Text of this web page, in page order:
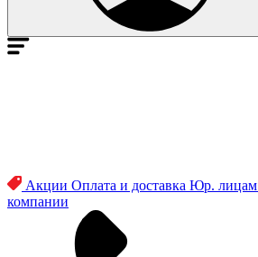
Акции Оплата и доставка Юр. лицам
компании